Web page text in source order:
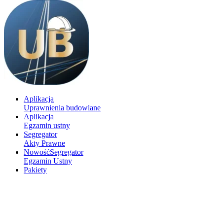
Aplikacja
Uprawnienia budowlane
Aplikacja
Egzamin ustny
Segregator
Akty Prawne
NowośćSegregator
Egzamin Ustny
Pakiety